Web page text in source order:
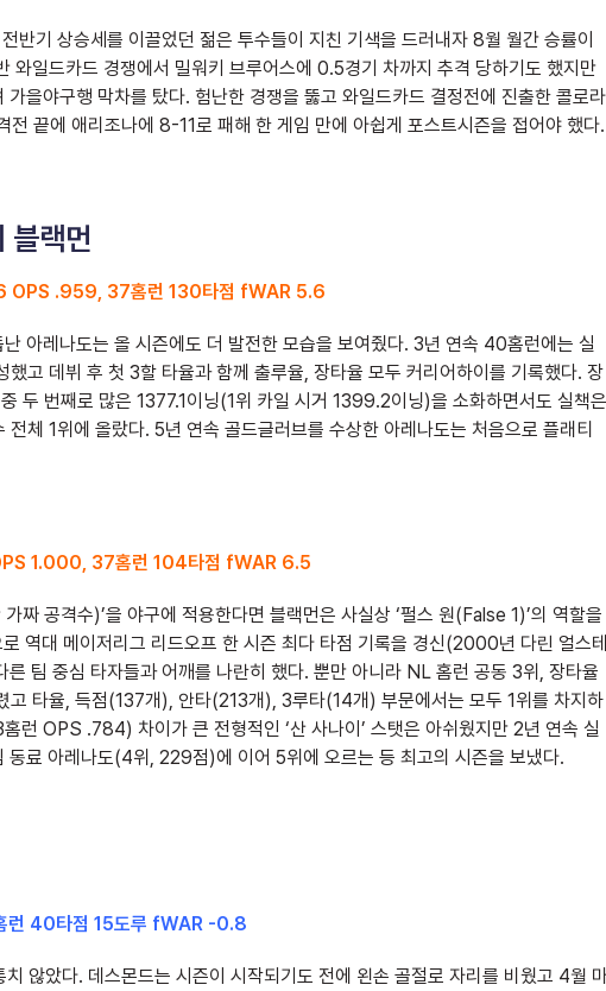
반기 상승세를 이끌었던 젊은 투수들이 지친 기색을 드러내자 8월 월간 승률이
일드카드 경쟁에서 밀워키 브루어스에 0.5경기 차까지 추격 당하기도 했지만
을야구행 막차를 탔다. 험난한 경쟁을 뚫고 와일드카드 결정전에 진출한 콜로라
끝에 애리조나에 8-11로 패해 한 게임 만에 아쉽게 포스트시즌을 접어야 했다.
블랙먼
OPS .959, 37홈런 130타점 fWAR 5.6
아레나도는 올 시즌에도 더 발전한 모습을 보여줬다. 3년 연속 40홈런에는 실
고 데뷔 후 첫 3할 타율과 함께 출루율, 장타율 모두 커리어하이를 기록했다. 장
두 번째로 많은 1377.1이닝(1위 카일 시거 1399.2이닝)을 소화하면서도 실책은
체 1위에 올랐다. 5년 연속 골드글러브를 수상한 아레나도는 처음으로 플래티
1.000, 37홈런 104타점 fWAR 6.5
짜 공격수)’을 야구에 적용한다면 블랙먼은 사실상 ‘펄스 원(False 1)’의 역할을
역대 메이저리그 리드오프 한 시즌 최다 타점 기록을 경신(2000년 다린 얼스
팀 중심 타자들과 어깨를 나란히 했다. 뿐만 아니라 NL 홈런 공동 3위, 장타율
타율, 득점(137개), 안타(213개), 3루타(14개) 부문에서는 모두 1위를 차지하
OPS .784) 차이가 큰 전형적인 ‘산 사나이’ 스탯은 아쉬웠지만 2년 연속 실
료 아레나도(4위, 229점)에 이어 5위에 오르는 등 최고의 시즌을 보냈다.
40타점 15도루 fWAR -0.8
않았다. 데스몬드는 시즌이 시작되기도 전에 왼손 골절로 자리를 비웠고 4월